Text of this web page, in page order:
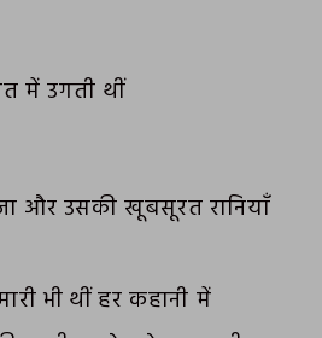
में उगती थीं
और उसकी खूबसूरत रानियाँ
भी थीं हर कहानी में